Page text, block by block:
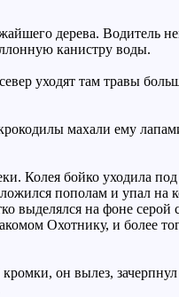
дерева. Водитель
канистру воды.
уходят там травы
махали ему
Колея бойко уходила
пополам и упал на
выделялся на фоне серой
Охотнику, и более
он вылез,